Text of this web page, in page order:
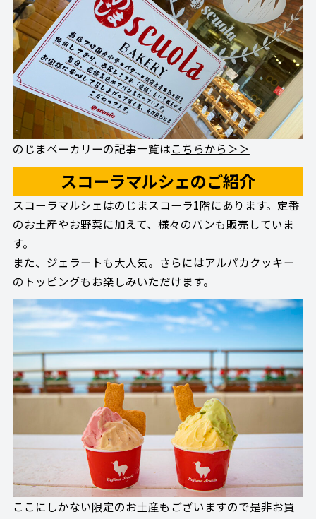
のじまベーカリーの記事一覧はこちらから＞＞
スコーラマルシェのご紹介
スコーラマルシェはのじまスコーラ1階にあります。定番
のお土産やお野菜に加えて、様々のパンも販売していま
す。
また、ジェラートも大人気。さらにはアルパカクッキー
のトッピングもお楽しみいただけます。
ここにしかない限定のお土産もございますので是非お買